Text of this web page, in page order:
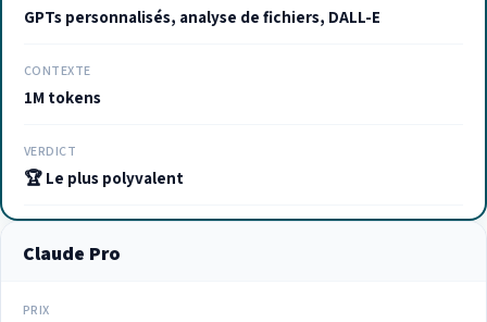
GPTs personnalisés, analyse de fichiers, DALL-E
CONTEXTE
1M tokens
VERDICT
🏆 Le plus polyvalent
Claude Pro
PRIX